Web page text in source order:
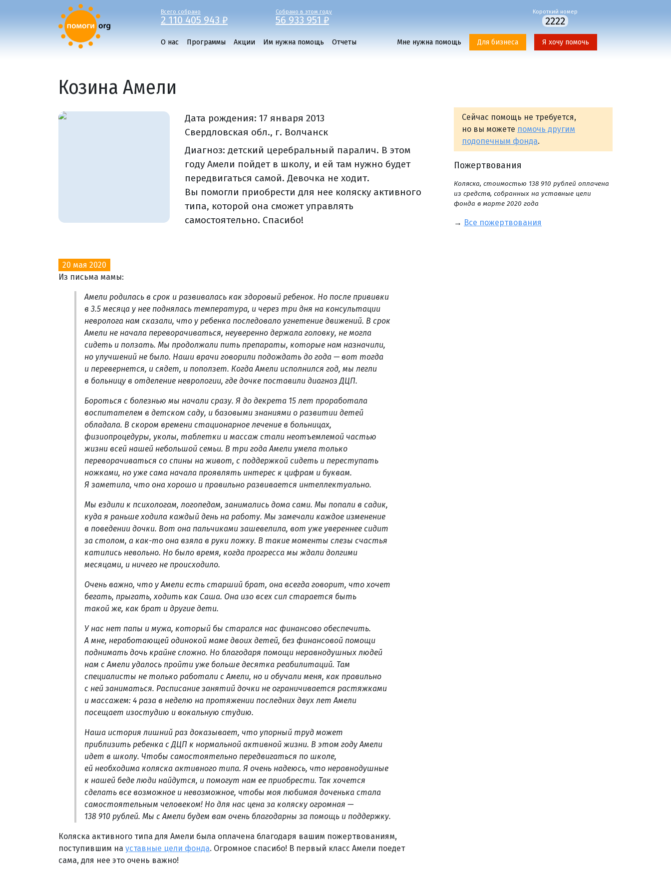
Всего собрано
2 110 405 943 ₽
Собрано в этом году
56 933 951 ₽
Короткий номер
2222
О нас Программы Акции Им нужна помощь Отчеты Мне нужна помощь Для бизнеса Я хочу помочь
Козина Амели
Дата рождения:17 января 2013
Свердловская обл., г. Волчанск
Диагноз: детский церебральный паралич. В этом
году Амели пойдет в школу, и ей там нужно будет
передвигаться самой. Девочка не ходит.
Вы помогли приобрести для нее коляску активного
типа, которой она сможет управлять
самостоятельно. Спасибо!
20 мая 2020
Из письма мамы:
Амели родилась в срок и развивалась как здоровый ребенок. Но после прививки
в 3.5 месяца у нее поднялась температура, и через три дня на консультации
невролога нам сказали, что у ребенка последовало угнетение движений. В срок
Амели не начала переворачиваться, неуверенно держала головку, не могла
сидеть и ползать. Мы продолжали пить препараты, которые нам назначили,
но улучшений не было. Наши врачи говорили подождать до года — вот тогда
и перевернется, и сядет, и поползет. Когда Амели исполнился год, мы легли
в больницу в отделение неврологии, где дочке поставили диагноз ДЦП.
Бороться с болезнью мы начали сразу. Я до декрета 15 лет проработала
воспитателем в детском саду, и базовыми знаниями о развитии детей
обладала. В скором времени стационарное лечение в больницах,
физиопроцедуры, уколы, таблетки и массаж стали неотъемлемой частью
жизни всей нашей небольшой семьи. В три года Амели умела только
переворачиваться со спины на живот, с поддержкой сидеть и переступать
ножками, но уже сама начала проявлять интерес к цифрам и буквам.
Я заметила, что она хорошо и правильно развивается интеллектуально.
Мы ездили к психологам, логопедам, занимались дома сами. Мы попали в садик,
куда я раньше ходила каждый день на работу. Мы замечали каждое изменение
в поведении дочки. Вот она пальчиками зашевелила, вот уже увереннее сидит
за столом, а как-то она взяла в руки ложку. В такие моменты слезы счастья
катились невольно. Но было время, когда прогресса мы ждали долгими
месяцами, и ничего не происходило.
Очень важно, что у Амели есть старший брат, она всегда говорит, что хочет
бегать, прыгать, ходить как Саша. Она изо всех сил старается быть
такой же, как брат и другие дети.
У нас нет папы и мужа, который бы старался нас финансово обеспечить.
А мне, неработающей одинокой маме двоих детей, без финансовой помощи
поднимать дочь крайне сложно. Но благодаря помощи неравнодушных людей
нам с Амели удалось пройти уже больше десятка реабилитаций. Там
специалисты не только работали с Амели, но и обучали меня, как правильно
с ней заниматься. Расписание занятий дочки не ограничивается растяжками
и массажем: 4 раза в неделю на протяжении последних двух лет Амели
посещает изостудию и вокальную студию.
Наша история лишний раз доказывает, что упорный труд может
приблизить ребенка с ДЦП к нормальной активной жизни. В этом году Амели
идет в школу. Чтобы самостоятельно передвигаться по школе,
ей необходима коляска активного типа. Я очень надеюсь, что неравнодушные
к нашей беде люди найдутся, и помогут нам ее приобрести. Так хочется
сделать все возможное и невозможное, чтобы моя любимая доченька стала
самостоятельным человеком! Но для нас цена за коляску огромная —
138 910 рублей. Мы с Амели будем вам очень благодарны за помощь и поддержку.
Коляска активного типа для Амели была оплачена благодаря вашим пожертвованиям,
поступившим на уставные цели фонда. Огромное спасибо! В первый класс Амели поедет
сама, для нее это очень важно!
Сейчас помощь не требуется,
но вы можете помочь другим
подопечным фонда.
Пожертвования
Коляска, стоимостью 138 910 рублей оплачена
из средств, собранных на уставные цели
фонда в марте 2020 года
→ Все пожертвования